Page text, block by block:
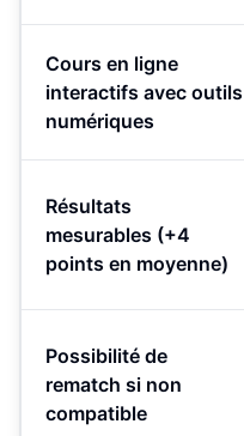
Cours en ligne
interactifs avec outils
numériques
Résultats
mesurables (+4
points en moyenne)
Possibilité de
rematch si non
compatible